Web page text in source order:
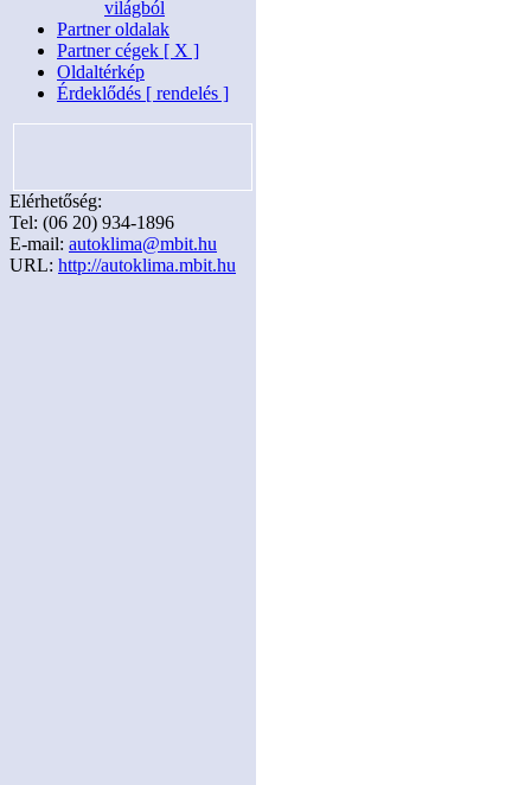
világból
Partner oldalak
Partner cégek [ X ]
Oldaltérkép
Érdeklődés [ rendelés ]
Elérhetőség:
Tel: (06 20) 934-1896
E-mail: autoklima@mbit.hu
URL: http://autoklima.mbit.hu